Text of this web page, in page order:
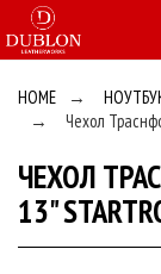
HOME →
→
Чехол
ЧЕХОЛ
13"